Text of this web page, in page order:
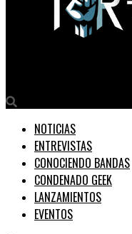
NOTICIAS
ENTREVISTAS
CONOCIENDO BANDAS
CONDENADO GEEK
LANZAMIENTOS
EVENTOS